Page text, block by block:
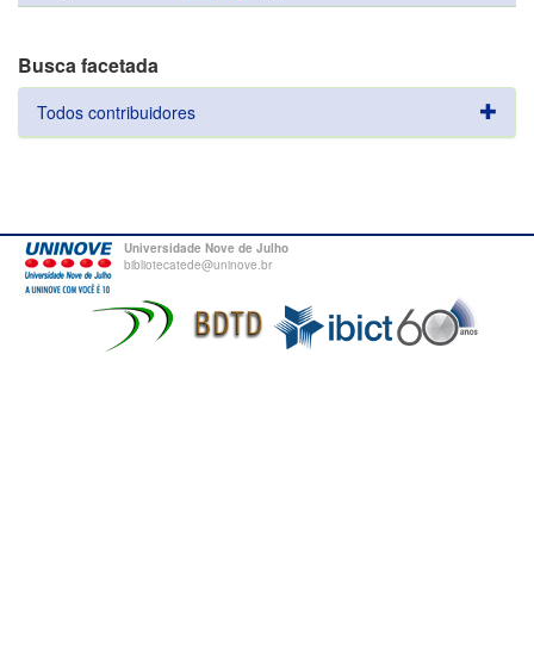
Busca facetada
Todos contribuidores
Universidade Nove de Julho
bibliotecatede@uninove.br